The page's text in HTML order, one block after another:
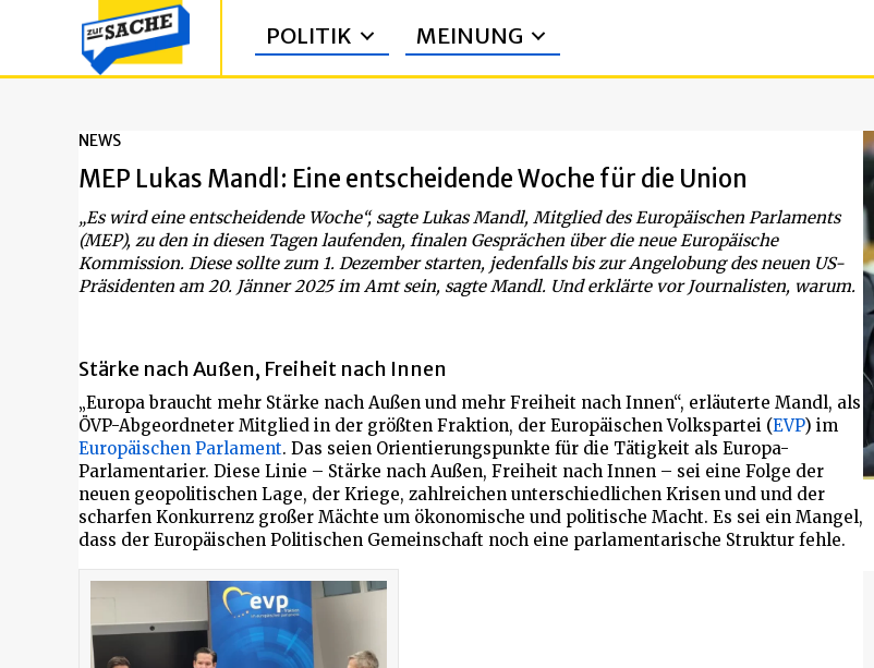
POLITIK MEINUNG
NEWS
MEP Lukas Mandl: Eine entscheidende Woche für die Union
„Es wird eine entscheidende Woche“, sagte Lukas Mandl, Mitglied des Europäischen Parlaments
(MEP), zu den in diesen Tagen laufenden, finalen Gesprächen über die neue Europäische
Kommission. Diese sollte zum 1. Dezember starten, jedenfalls bis zur Angelobung des neuen US-
Präsidenten am 20. Jänner 2025 im Amt sein, sagte Mandl. Und erklärte vor Journalisten, warum.
Stärke nach Außen, Freiheit nach Innen
„Europa braucht mehr Stärke nach Außen und mehr Freiheit nach Innen“, erläuterte Mandl, als
ÖVP-Abgeordneter Mitglied in der größten Fraktion, der Europäischen Volkspartei (EVP) im
Europäischen Parlament. Das seien Orientierungspunkte für die Tätigkeit als Europa-
Parlamentarier. Diese Linie – Stärke nach Außen, Freiheit nach Innen – sei eine Folge der
neuen geopolitischen Lage, der Kriege, zahlreichen unterschiedlichen Krisen und und der
scharfen Konkurrenz großer Mächte um ökonomische und politische Macht. Es sei ein Mangel,
dass der Europäischen Politischen Gemeinschaft noch eine parlamentarische Struktur fehle.